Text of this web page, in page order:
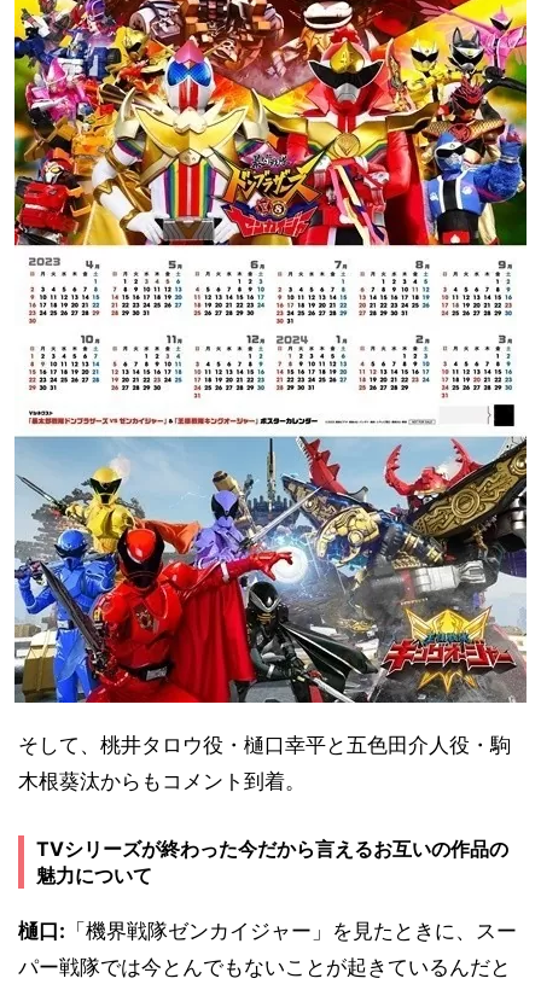
そして、桃井タロウ役・樋口幸平と五色田介人役・駒
木根葵汰からもコメント到着。
TVシリーズが終わった今だから言えるお互いの作品の
魅力について
樋口: 「機界戦隊ゼンカイジャー」を見たときに、スー
パー戦隊では今とんでもないことが起きているんだと